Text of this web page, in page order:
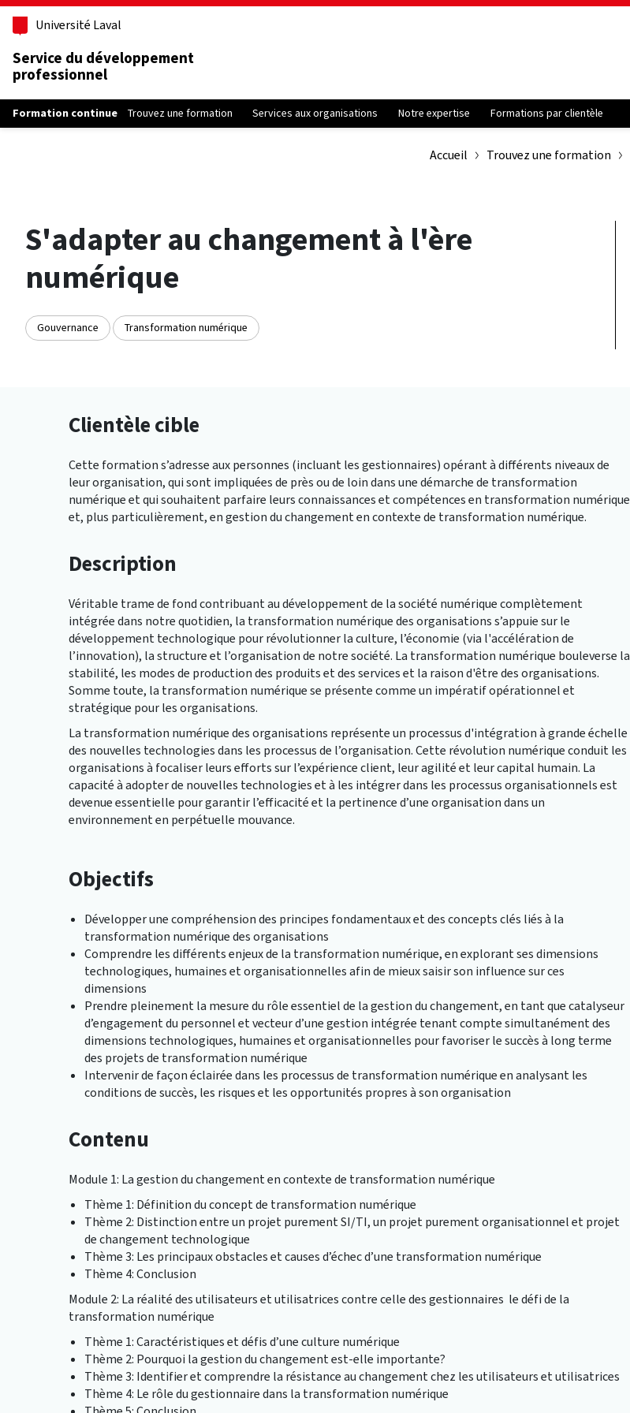
Aller au contenu principal
Université Laval
Service du développement
professionnel
Formation continue Trouvez une formation Services aux organisations Notre expertise Formations par clientèle
Accueil Trouvez une formation
S'adapter au changement à l'ère
numérique
Gouvernance Transformation numérique
Clientèle cible
Cette formation s’adresse aux personnes (incluant les gestionnaires) opérant à différents niveaux de
leur organisation, qui sont impliquées de près ou de loin dans une démarche de transformation
numérique et qui souhaitent parfaire leurs connaissances et compétences en transformation numérique
et, plus particulièrement, en gestion du changement en contexte de transformation numérique.
Description
Véritable trame de fond contribuant au développement de la société numérique complètement
intégrée dans notre quotidien, la transformation numérique des organisations s’appuie sur le
développement technologique pour révolutionner la culture, l’économie (via l'accélération de
l’innovation), la structure et l’organisation de notre société. La transformation numérique bouleverse la
stabilité, les modes de production des produits et des services et la raison d'être des organisations.
Somme toute, la transformation numérique se présente comme un impératif opérationnel et
stratégique pour les organisations.
La transformation numérique des organisations représente un processus d'intégration à grande échelle
des nouvelles technologies dans les processus de l’organisation. Cette révolution numérique conduit les
organisations à focaliser leurs efforts sur l’expérience client, leur agilité et leur capital humain. La
capacité à adopter de nouvelles technologies et à les intégrer dans les processus organisationnels est
devenue essentielle pour garantir l’efficacité et la pertinence d’une organisation dans un
environnement en perpétuelle mouvance.
Objectifs
Développer une compréhension des principes fondamentaux et des concepts clés liés à la
transformation numérique des organisations
Comprendre les différents enjeux de la transformation numérique, en explorant ses dimensions
technologiques, humaines et organisationnelles afin de mieux saisir son influence sur ces
dimensions
Prendre pleinement la mesure du rôle essentiel de la gestion du changement, en tant que catalyseur
d’engagement du personnel et vecteur d’une gestion intégrée tenant compte simultanément des
dimensions technologiques, humaines et organisationnelles pour favoriser le succès à long terme
des projets de transformation numérique
Intervenir de façon éclairée dans les processus de transformation numérique en analysant les
conditions de succès, les risques et les opportunités propres à son organisation
Contenu
Module 1: La gestion du changement en contexte de transformation numérique
Thème 1: Définition du concept de transformation numérique
Thème 2: Distinction entre un projet purement SI/TI, un projet purement organisationnel et projet
de changement technologique
Thème 3: Les principaux obstacles et causes d’échec d’une transformation numérique
Thème 4: Conclusion
Module 2: La réalité des utilisateurs et utilisatrices contre celle des gestionnaires le défi de la
transformation numérique
Thème 1: Caractéristiques et défis d’une culture numérique
Thème 2: Pourquoi la gestion du changement est-elle importante?
Thème 3: Identifier et comprendre la résistance au changement chez les utilisateurs et utilisatrices
Thème 4: Le rôle du gestionnaire dans la transformation numérique